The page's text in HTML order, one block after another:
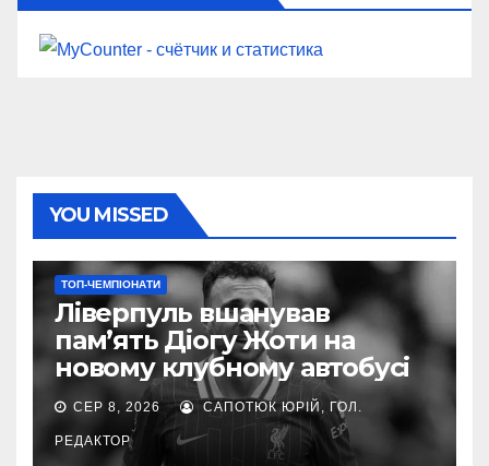
YOU MISSED
ТОП-ЧЕМПІОНАТИ
Ліверпуль вшанував
пам’ять Діогу Жоти на
новому клубному автобусі
СЕР 8, 2026 САПОТЮК ЮРІЙ, ГОЛ.
РЕДАКТОР